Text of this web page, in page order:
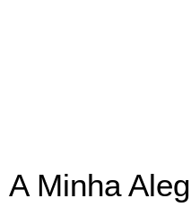
A Minha